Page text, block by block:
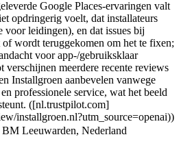
Google Places-ervaringen valt
opdringerig voelt, dat installateurs
voor leidingen), en dat issues bij
wordt teruggekomen om het te fixen;
voor app-/gebruiksklaar
meerdere recente reviews
Installgroen aanbevelen vanwege
professionele service, wat het beeld
([nl.trustpilot.com]
installgroen.nl?utm_source=openai))
Leeuwarden, Nederland